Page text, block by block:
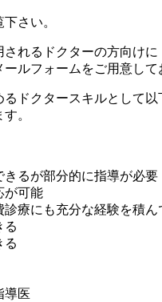
下さい。
れるドクターの方向けに
ルフォームをご用意して
ドクタースキルとして以
。
きるが部分的に指導が必要
が可能
療にも充分な経験を積ん
る
る
導医